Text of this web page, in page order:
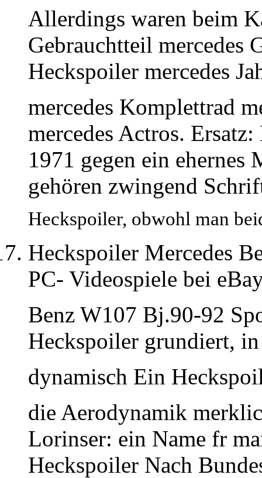
Allerdings waren beim
Gebrauchtteil mercedes
Heckspoiler mercedes
mercedes Komplettrad
mercedes Actros.
1971 gegen ein ehernes
gehören zwingend
Heckspoiler, obwohl man
Heckspoiler Mercedes
PC- Videospiele bei
Benz W107 Bj.90-92
Heckspoiler grundiert,
dynamisch Ein
die Aerodynamik
Lorinser: ein Name fr
Heckspoiler Nach